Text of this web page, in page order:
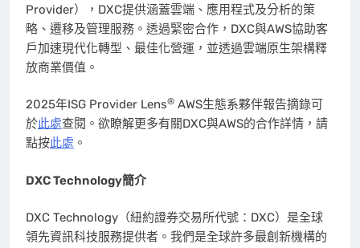
Provider），DXC提供涵蓋雲端、應用程式及分析的策
略、遷移及管理服務。透過緊密合作，DXC與AWS協助客
戶加速現代化轉型、最佳化營運，並透過雲端原生架構釋
放商業價值。
2025年ISG Provider Lens® AWS生態系夥伴報告摘錄可
於此處查閱。欲瞭解更多有關DXC與AWS的合作詳情，請
點按此處 。
DXC Technology簡介
DXC Technology（紐約證券交易所代號：DXC）是全球
領先資訊科技服務提供者。我們是全球許多最創新機構的